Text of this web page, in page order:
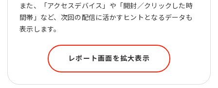
また、「アクセスデバイス」や「開封／クリックした時
間帯」など、次回の配信に活かすヒントとなるデータも
表示します。
レポート画面を拡大表示